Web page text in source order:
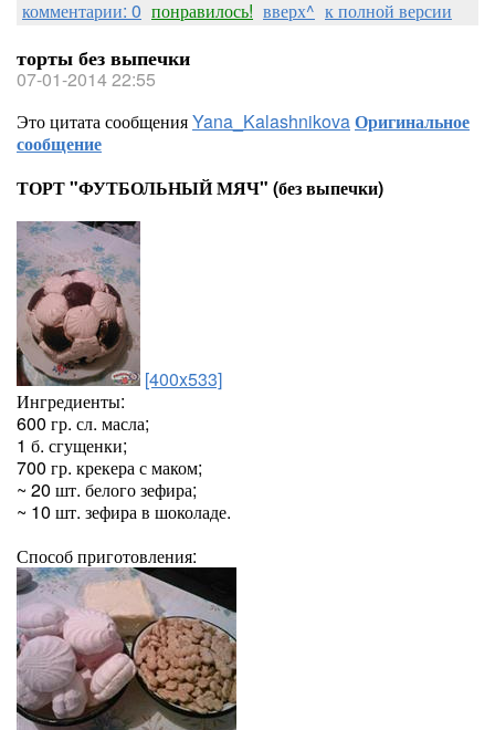
комментарии: 0 понравилось! вверх^ к полной версии
торты без выпечки
07-01-2014 22:55
Это цитата сообщенияYana_KalashnikovaОригинальное
сообщение
ТОРТ "ФУТБОЛЬНЫЙ МЯЧ" (без выпечки)
[400x533]
Ингредиенты:
600 гр. сл. масла;
1 б. сгущенки;
700 гр. крекера с маком;
~ 20 шт. белого зефира;
~ 10 шт. зефира в шоколаде.
Способ приготовления: